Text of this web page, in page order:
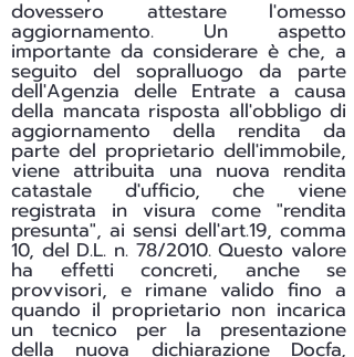
dovessero attestare l'omesso
aggiornamento. Un aspetto
importante da considerare è che, a
seguito del sopralluogo da parte
dell'Agenzia delle Entrate a causa
della mancata risposta all'obbligo di
aggiornamento della rendita da
parte del proprietario dell'immobile,
viene attribuita una nuova rendita
catastale d'ufficio, che viene
registrata in visura come "rendita
presunta", ai sensi dell'art.19, comma
10, del D.L. n. 78/2010. Questo valore
ha effetti concreti, anche se
provvisori, e rimane valido fino a
quando il proprietario non incarica
un tecnico per la presentazione
della nuova dichiarazione Docfa,